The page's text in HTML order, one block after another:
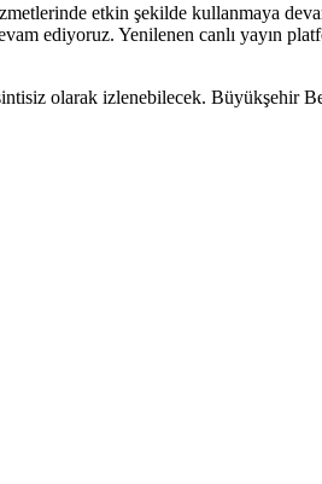
etkin şekilde kullanmaya
ediyoruz. Yenilenen canlı yayın
olarak izlenebilecek. Büyükşehir